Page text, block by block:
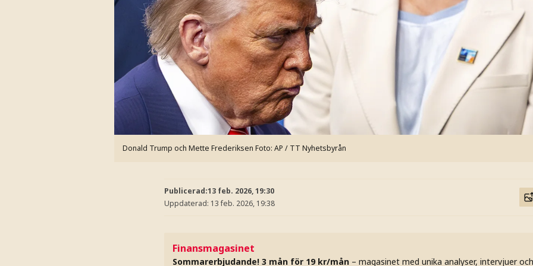
Donald Trump och Mette Frederiksen Foto: AP / TT Nyhetsbyrån
Publicerad:13 feb. 2026, 19:30
Uppdaterad: 13 feb. 2026, 19:38
Finansmagasinet
Sommarerbjudande! 3 mån för 19 kr/mån – magasinet med unika analyser, intervjuer